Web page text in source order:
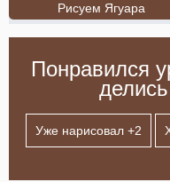
Рисуем Ягуара
Понравился
Уже нарисовал +2